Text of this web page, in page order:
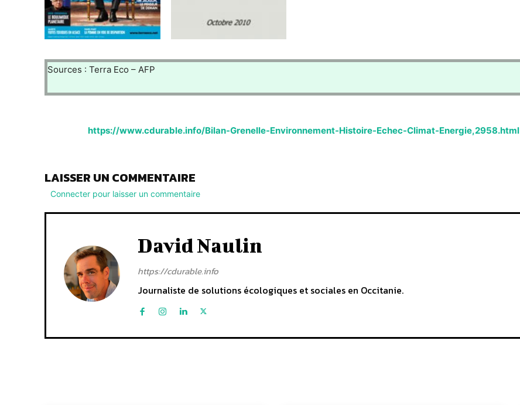
Sources : Terra Eco – AFP
https://www.cdurable.info/Bilan-Grenelle-Environnement-Histoire-Echec-Climat-Energie,2958.html
LAISSER UN COMMENTAIRE
Connecter pour laisser un commentaire
David Naulin
https://cdurable.info
Journaliste de solutions écologiques et sociales en Occitanie.